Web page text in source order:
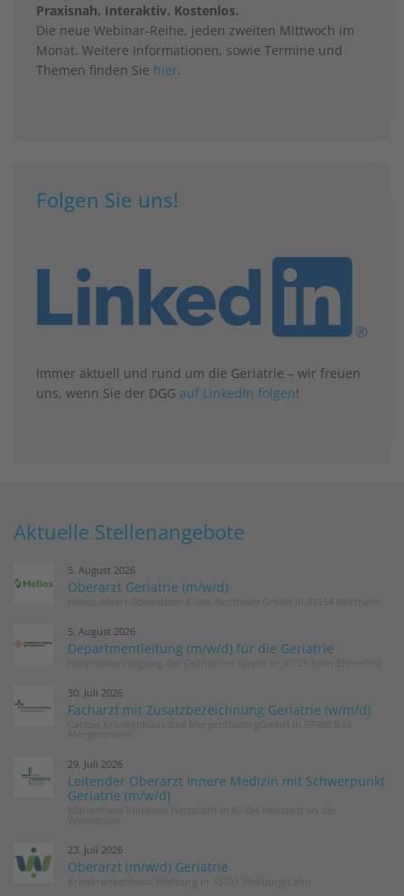
Praxisnah. Interaktiv. Kostenlos.
Die neue Webinar-Reihe, jeden zweiten Mittwoch im
Monat. Weitere Informationen, sowie Termine und
Themen finden Sie hier.
Folgen Sie uns!
Immer aktuell und rund um die Geriatrie – wir freuen
uns, wenn Sie der DGG auf LinkedIn folgen!
Aktuelle Stellenangebote
5. August 2026
Oberarzt Geriatrie (m/w/d)
5. August 2026
Departmentleitung (m/w/d) für die Geriatrie
30. Juli 2026
Facharzt mit Zusatzbezeichnung Geriatrie (w/m/d)
29. Juli 2026
Leitender Oberarzt Innere Medizin mit Schwerpunkt
Geriatrie (m/w/d)
23. Juli 2026
Oberarzt (m/w/d) Geriatrie